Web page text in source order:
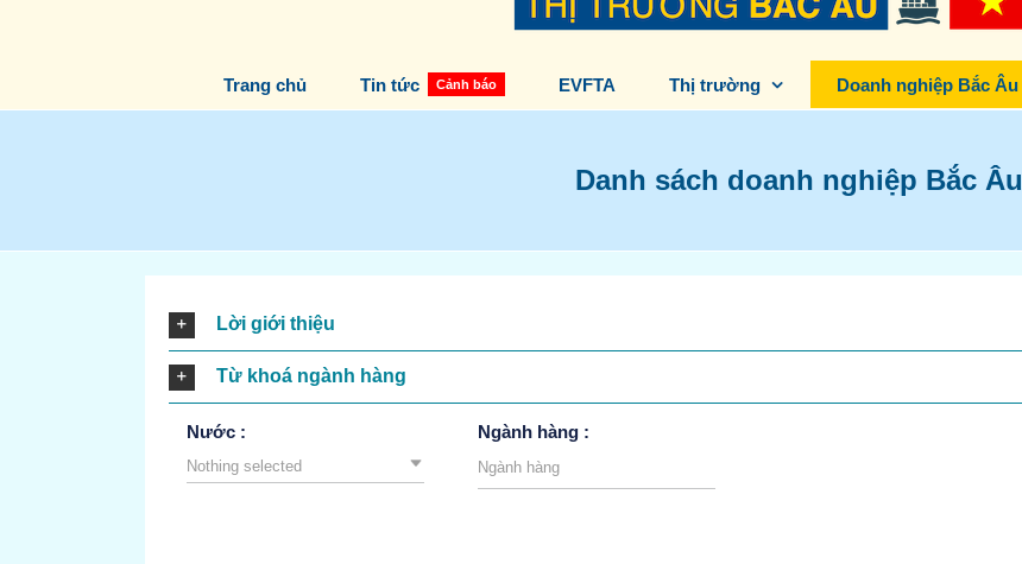
Trang chủ Tin tức Cảnh báo EVFTA Thị trường Doanh nghiệp Bắc Âu
Danh sách doanh nghiệp Bắc Âu
Lời giới thiệu
Từ khoá ngành hàng
Nước :
Nothing selected
Ngành hàng :